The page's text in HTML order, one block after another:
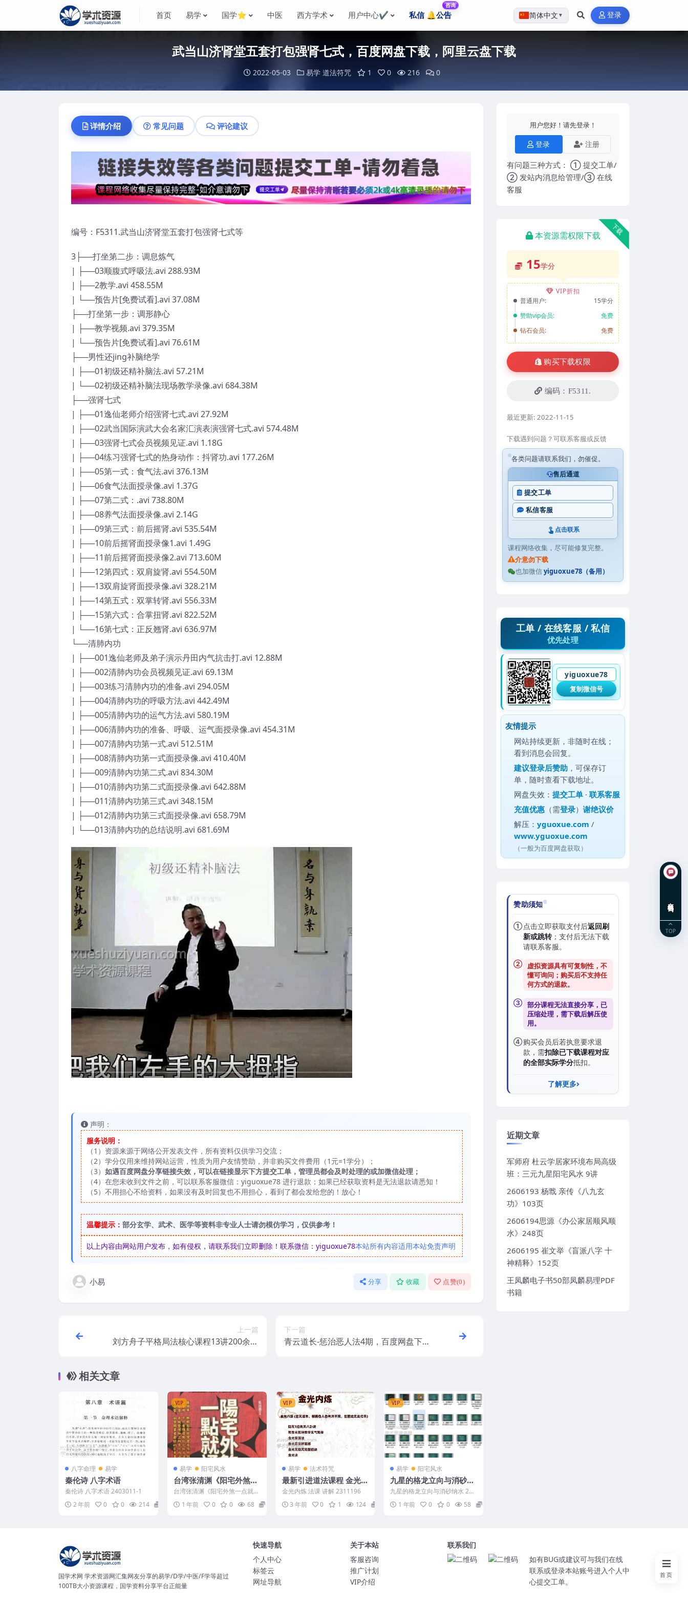
首页 易学 国学⭐ 中医 西方学术 用户中心✔️ 私信 🔔公告
咨询
简体中文 ▼ 登录
武当山济肾堂五套打包强肾七式，百度网盘下载，阿里云盘下载
2022-05-03 易学 道法符咒 1 0 216 0
详情介绍 常见问题 评论建议
编号：F5311.武当山济肾堂五套打包强肾七式等
3├──打坐第二步：调息炼气
| ├──03顺腹式呼吸法.avi 288.93M
| ├──2教学.avi 458.55M
| └──预告片[免费试看].avi 37.08M
├──打坐第一步：调形静心
| ├──教学视频.avi 379.35M
| └──预告片[免费试看].avi 76.61M
├──男性还jing补脑绝学
| ├──01初级还精补脑法.avi 57.21M
| └──02初级还精补脑法现场教学录像.avi 684.38M
├──强肾七式
| ├──01逸仙老师介绍强肾七式.avi 27.92M
| ├──02武当国际演武大会名家汇演表演强肾七式.avi 574.48M
| ├──03强肾七式会员视频见证.avi 1.18G
| ├──04练习强肾七式的热身动作：抖肾功.avi 177.26M
| ├──05第一式：食气法.avi 376.13M
| ├──06食气法面授录像.avi 1.37G
| ├──07第二式：.avi 738.80M
| ├──08养气法面授录像.avi 2.14G
| ├──09第三式：前后摇肾.avi 535.54M
| ├──10前后摇肾面授录像1.avi 1.49G
| ├──11前后摇肾面授录像2.avi 713.60M
| ├──12第四式：双肩旋肾.avi 554.50M
| ├──13双肩旋肾面授录像.avi 328.21M
| ├──14第五式：双掌转肾.avi 556.33M
| ├──15第六式：合掌扭肾.avi 822.52M
| └──16第七式：正反翘肾.avi 636.97M
└──清肺内功
| ├──001逸仙老师及弟子演示丹田内气抗击打.avi 12.88M
| ├──002清肺内功会员视频见证.avi 69.13M
| ├──003练习清肺内功的准备.avi 294.05M
| ├──004清肺内功的呼吸方法.avi 442.49M
| ├──005清肺内功的运气方法.avi 580.19M
| ├──006清肺内功的准备、呼吸、运气面授录像.avi 454.31M
| ├──007清肺内功第一式.avi 512.51M
| ├──008清肺内功第一式面授录像.avi 410.40M
| ├──009清肺内功第二式.avi 834.30M
| ├──010清肺内功第二式面授录像.avi 642.88M
| ├──011清肺内功第三式.avi 348.15M
| ├──012清肺内功第三式面授录像.avi 658.79M
| └──013清肺内功的总结说明.avi 681.69M
声明：
服务说明：
（1）资源来源于网络公开发表文件，所有资料仅供学习交流；
（2）学分仅用来维持网站运营，性质为用户友情赞助，并非购买文件费用（1元=1学分）；
（3） 如遇百度网盘分享链接失效，可以在链接显示下方提交工单，管理员都会及时处理的或加微信处理；
（4）在您未收到文件之前，可以联系客服微信：yiguoxue78 进行退款；如果已经获取资料是无法退款请悉知！
（5）不用担心不给资料，如果没有及时回复也不用担心，看到了都会发给您的！放心！
温馨提示： 部分玄学、武术、医学等资料非专业人士请勿模仿学习，仅供参考！
以上内容由网站用户发布，如有侵权，请联系我们立即删除！联系微信：yiguoxue78本站所有内容适用本站免责声明
小易 分享 收藏 点赞(0)
上一篇
刘方舟子平格局法核心课程13讲200余集
下一篇
青云道长-惩治恶人法4期，百度网盘下
相关文章
八字命理 易学
秦伦诗 八字术语
秦伦诗 八字术语 2403011-1
2 年前
0 0 214
VIP
易学 阳宅风水
台湾张清渊《阳宅外煞一
点就通》 300页
台湾张清渊《阳宅外煞一点就
通》 300页 2505120
1 年前 0 0 68
VIP
易学 法术符咒
最新引进道法课程 金光内
炼 视频文档录音
金光内炼 法课 讲解 2311196
3 年前
0 1 124
VIP
易学 阳宅风水
九星的格龙立向与消砂纳
水26视频
九星的格龙立向与消砂纳水 250
298 01、九星的由来与含义01.
mp4 02...
1 年前 0 0 58
用户您好！请先登录！
登录 注册
有问题三种方式： ① 提交工单/
② 发站内消息给管理/③ 在线
客服
下载
本资源需权限下载
15学分
VIP折扣
普通用户:
15学分
赞助vip会员:
免费
钻石会员:
免费
购买下载权限
编码：F5311.
最近更新: 2022-11-15
下载遇到问题？可联系客服或反馈
各类问题请联系我们，勿催促。
售后通道
提交工单
私信客服
点击联系
课程网络收集，尽可能修复完整。
介意勿下载
也加微信yiguoxue78（备用）
工单 / 在线客服 / 私信
优先处理
yiguoxue78
复制微信号
友情提示
网站持续更新，非随时在线；
看到消息会回复。
建议登录后赞助 ，可保存订
单，随时查看下载地址。
网盘失效：提交工单 ·联系客服
充值优惠 （需登录）谢绝议价
解压：yguoxue.com /
www.yguoxue.com
（一般为百度网盘获取）
赞助须知
①点击立即获取支付后返回刷
新或跳转；支付后无法下载
请联系客服。
②
虚拟资源具有可复制性，不
懂可询问；购买后不支持任
何方式的退款。
③ 部分课程无法直接分享，已
压缩处理，需下载后解压使
用。
④购买会员后若执意要求退
款，需扣除已下载课程对应
的全部实际学分抵扣。
了解更多
近期文章
军师府 杜云学居家环境布局高级
班：三元九星阳宅风水 9讲
2606193 杨戬 亲传《八九玄
功》103页
2606194思源《办公家居顺风顺
水》248页
2606195 崔文举《盲派八字 十
神精释》152页
王凤麟电子书50部凤麟易理PDF
书籍
国学术网 学术资源网汇集网友分享的易学/D学/中医/F学等超过
100TB大小资源课程，国学资料分享平台正能量
快速导航
个人中心
标签云
网址导航
关于本站
客服咨询
推广计划
VIP介绍
联系我们
如有BUG或建议可与我们在线
联系或登录本站账号进入个人中
心提交工单。
首页
TOP